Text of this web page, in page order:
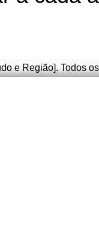
e Região]. Todos